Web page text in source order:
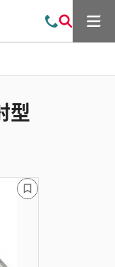
問
わ
索
メ
型
ブ
ッ